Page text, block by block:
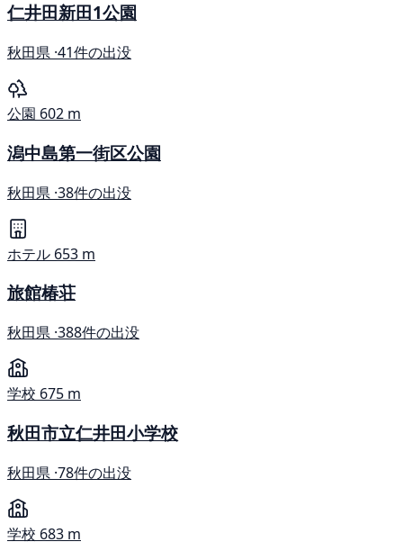
仁井田新田1公園
秋田県 ·41件の出没
公園 602 m
潟中島第一街区公園
秋田県 ·38件の出没
ホテル 653 m
旅館椿荘
秋田県 ·388件の出没
学校 675 m
秋田市立仁井田小学校
秋田県 ·78件の出没
学校 683 m